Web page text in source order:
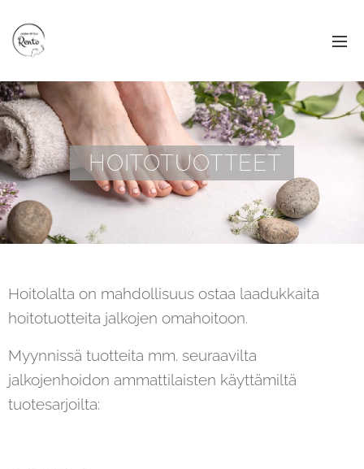
HOITOTUOTTEET
Hoitolalta on mahdollisuus ostaa laadukkaita
hoitotuotteita jalkojen omahoitoon.
Myynnissä tuotteita mm. seuraavilta
jalkojenhoidon ammattilaisten käyttämiltä
tuotesarjoilta: